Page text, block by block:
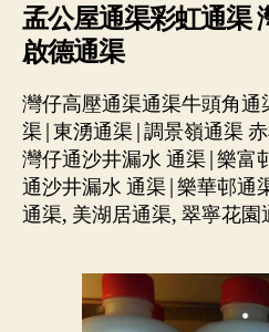
孟公屋通渠彩虹通渠
啟德通渠
灣仔高壓通渠通渠牛頭角通
渠|東湧通渠|調景嶺通渠
灣仔通沙井漏水 通渠|樂富
通沙井漏水 通渠|樂華邨通
通渠, 美湖居通渠, 翠寧花